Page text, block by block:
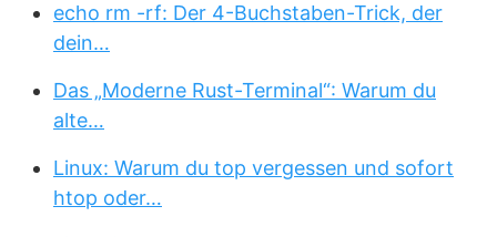
echo rm -rf: Der 4-Buchstaben-Trick, der
dein…
Das „Moderne Rust-Terminal“: Warum du
alte…
Linux: Warum du top vergessen und sofort
htop oder…